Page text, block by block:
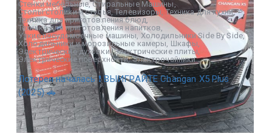
Стенки мебельные,Стиральные Машины ,
Столы столики и стулья,Телевизоры ,Техника для кухни,
Техника для приготовления блюд,
Техника для приготовления напитков
Узкие посудомоечные машины Холодильники Side By Side,
Холодильники и морозильные камеры Шкафы ,
Электрические духовки,Электрические плиты
Электрические поверхности,Электрочайники
Лотерея началась ❗ ВЫИГРАЙТЕ Changan X5 Plus
(2025) 🚗